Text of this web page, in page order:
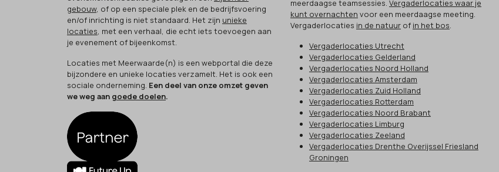
gebouw, of op een speciale plek en de bedrijfsvoering
en/of inrichting is niet standaard. Het zijn unieke
locaties, met een verhaal, die echt iets toevoegen aan
je evenement of bijeenkomst.
Locaties met Meerwaarde(n) is een webportal die deze
bijzondere en unieke locaties verzamelt. Het is ook een
sociale onderneming. Een deel van onze omzet geven
we weg aan goede doelen.
meerdaagse teamsessies. Vergaderlocaties waar je
kunt overnachten voor een meerdaagse meeting.
Vergaderlocaties in de natuur of in het bos.
Vergaderlocaties Utrecht
Vergaderlocaties Gelderland
Vergaderlocaties Noord Holland
Vergaderlocaties Amsterdam
Vergaderlocaties Zuid Holland
Vergaderlocaties Rotterdam
Vergaderlocaties Noord Brabant
Vergaderlocaties Limburg
Vergaderlocaties Zeeland
Vergaderlocaties Drenthe Overijssel Friesland
Groningen